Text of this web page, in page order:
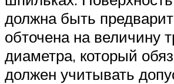
должна быть
обточена на величину
диаметра, который
должен учитывать